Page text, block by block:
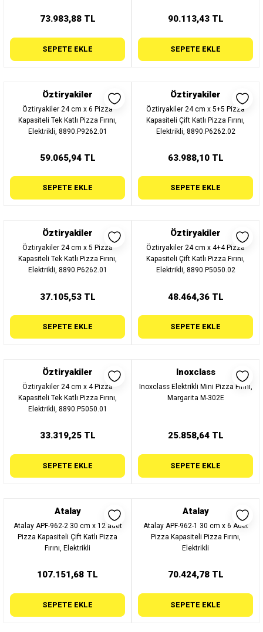
73.983,88 TL
SEPETE EKLE
90.113,43 TL
SEPETE EKLE
Öztiryakiler
Öztiryakiler 24 cm x 6 Pizza
Kapasiteli Tek Katlı Pizza Fırını,
Elektrikli, 8890.P9262.01
59.065,94 TL
SEPETE EKLE
Öztiryakiler
Öztiryakiler 24 cm x 5+5 Pizza
Kapasiteli Çift Katlı Pizza Fırını,
Elektrikli, 8890.P6262.02
63.988,10 TL
SEPETE EKLE
Öztiryakiler
Öztiryakiler 24 cm x 5 Pizza
Kapasiteli Tek Katlı Pizza Fırını,
Elektrikli, 8890.P6262.01
37.105,53 TL
SEPETE EKLE
Öztiryakiler
Öztiryakiler 24 cm x 4+4 Pizza
Kapasiteli Çift Katlı Pizza Fırını,
Elektrikli, 8890.P5050.02
48.464,36 TL
SEPETE EKLE
Öztiryakiler
Öztiryakiler 24 cm x 4 Pizza
Kapasiteli Tek Katlı Pizza Fırını,
Elektrikli, 8890.P5050.01
33.319,25 TL
SEPETE EKLE
Inoxclass
Inoxclass Elektrikli Mini Pizza Fırını,
Margarita M-302E
25.858,64 TL
SEPETE EKLE
Atalay
Atalay APF-962-2 30 cm x 12 adet
Pizza Kapasiteli Çift Katlı Pizza
Fırını, Elektrikli
107.151,68 TL
SEPETE EKLE
Atalay
Atalay APF-962-1 30 cm x 6 Adet
Pizza Kapasiteli Pizza Fırını,
Elektrikli
70.424,78 TL
SEPETE EKLE